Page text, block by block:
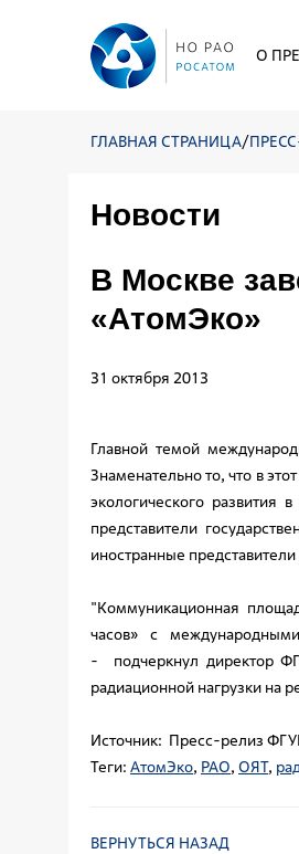
О
ГЛАВНАЯ СТРАНИЦА/
Новости
В Москве
«АтомЭко»
31 октября 2013
Главной темой
Знаменательно то, что в
экологического
представители
иностранные
"Коммуникационная
часов» с
- подчеркнул директор
радиационной нагрузки на
Источник: Пресс-релиз
Теги: АтомЭко, РАО, ОЯТ,
ВЕРНУТЬСЯ НАЗАД